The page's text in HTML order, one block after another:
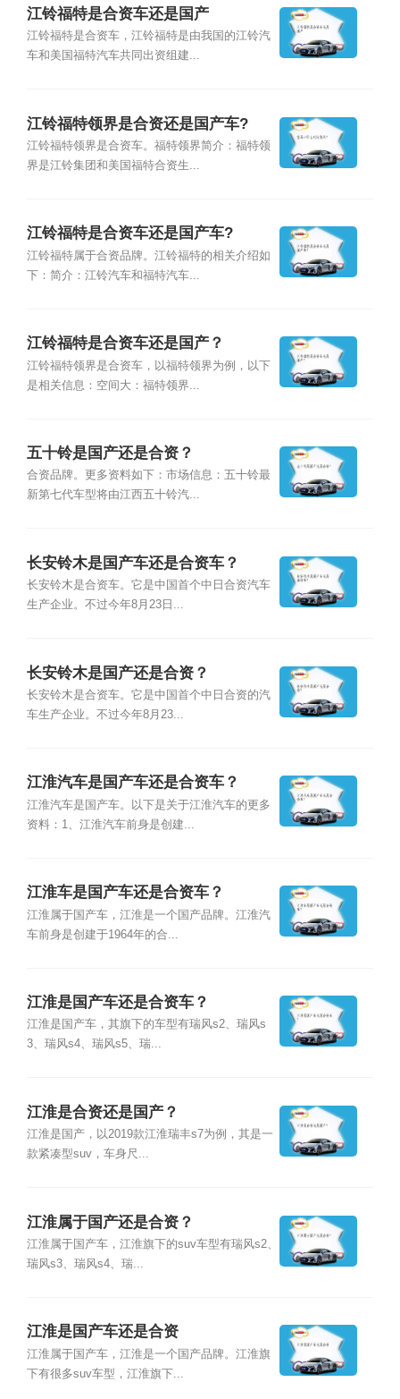
江铃福特是合资车还是国产
江铃福特是合资车，江铃福特是由我国的江铃汽
车和美国福特汽车共同出资组建...
江铃福特领界是合资还是国产车?
江铃福特领界是合资车。福特领界简介：福特领
界是江铃集团和美国福特合资生...
江铃福特是合资车还是国产车?
江铃福特属于合资品牌。江铃福特的相关介绍如
下：简介：江铃汽车和福特汽车...
江铃福特是合资车还是国产？
江铃福特领界是合资车，以福特领界为例，以下
是相关信息：空间大：福特领界...
五十铃是国产还是合资？
合资品牌。更多资料如下：市场信息：五十铃最
新第七代车型将由江西五十铃汽...
长安铃木是国产车还是合资车？
长安铃木是合资车。它是中国首个中日合资汽车
生产企业。不过今年8月23日...
长安铃木是国产还是合资？
长安铃木是合资车。它是中国首个中日合资的汽
车生产企业。不过今年8月23...
江淮汽车是国产车还是合资车？
江淮汽车是国产车。以下是关于江淮汽车的更多
资料：1、江淮汽车前身是创建...
江淮车是国产车还是合资车？
江淮属于国产车，江淮是一个国产品牌。江淮汽
车前身是创建于1964年的合...
江淮是国产车还是合资车？
江淮是国产车，其旗下的车型有瑞风s2、瑞风s
3、瑞风s4、瑞风s5、瑞...
江淮是合资还是国产？
江淮是国产，以2019款江淮瑞丰s7为例，其是一
款紧凑型suv，车身尺...
江淮属于国产还是合资？
江淮属于国产车，江淮旗下的suv车型有瑞风s2、
瑞风s3、瑞风s4、瑞...
江淮是国产车还是合资
江淮属于国产车，江淮是一个国产品牌。江淮旗
下有很多suv车型，江淮旗下...